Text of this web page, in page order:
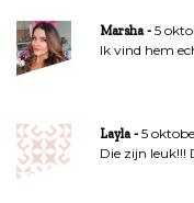
Marsha
5
Ik vind hem
Layla
5
Die zijn leuk!!!